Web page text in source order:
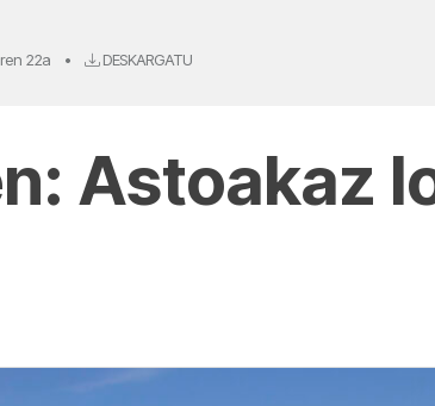
22a • DESKARGATU
Astoakaz